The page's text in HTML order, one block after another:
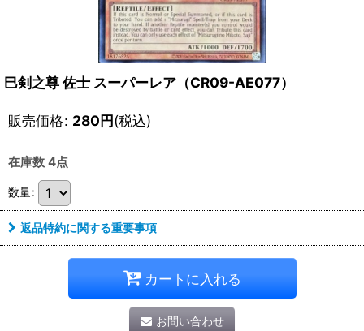
巳剣之尊 佐士 スーパーレア（CR09-AE077）
販売価格: 280円(税込)
在庫数 4点
数量:
返品特約に関する重要事項
カートに入れる
お問い合わせ